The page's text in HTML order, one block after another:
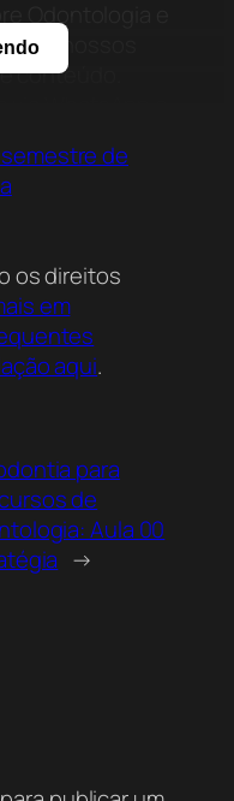
Odontologia e
em nossos
conteúdo.
e
line, cobrindo
Diagnóstico
Diagnóstico em
servindo
técnica
e profissionais
aprofundar
de origem
para
de
os direitos
em
aqui.
para
de
Aula 00
→